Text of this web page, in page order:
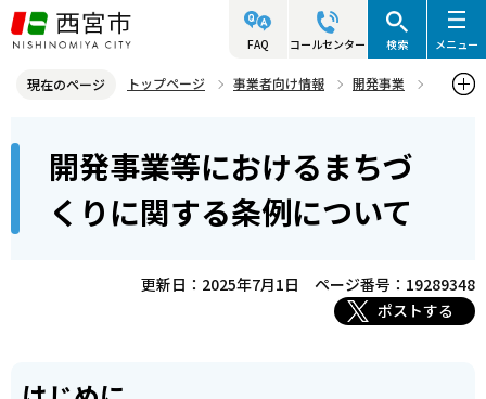
こ
の
ジ
頭
FAQ コールセンター 検索 メニュー
現在のページ トップページ 事業者向け情報
開発事業
条例制限内容等
開発事業等におけるまちづ
くりに関する条例について
更新日：2025年7月1日
ページ番号：19289348
ポストする